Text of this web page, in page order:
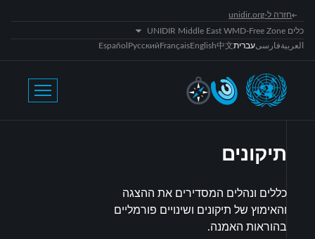
חזרה ל-unidir.org
כלים UNIDIR Middle East WMD-Free Zone
العربيةفارسیעברית中文
English
Français
Русский
Español
תיקונים
כללים ונהלים המסדירים את ההצגה
והאימוץ של תיקונים ושינויים פורמליים
בהוראות האמנה.